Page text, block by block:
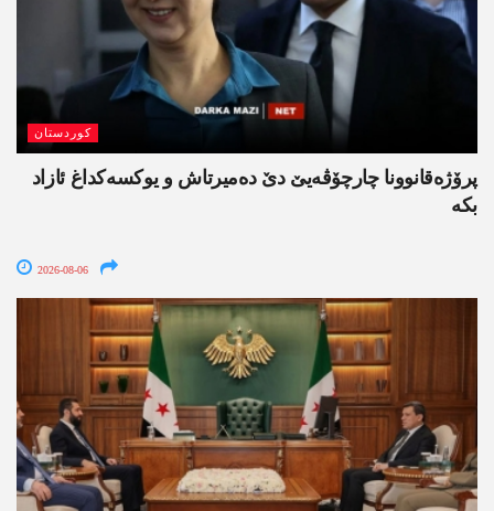
کوردستان
پرۆژەقانوونا چارچۆڤەیێ دێ دەمیرتاش و یوکسەکداغ ئازاد
بکە
2026-08-06